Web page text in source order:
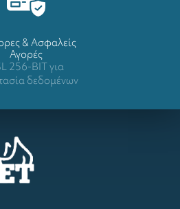
& Ασφαλείς
Αγορές
256-BIT για
δεδομένων